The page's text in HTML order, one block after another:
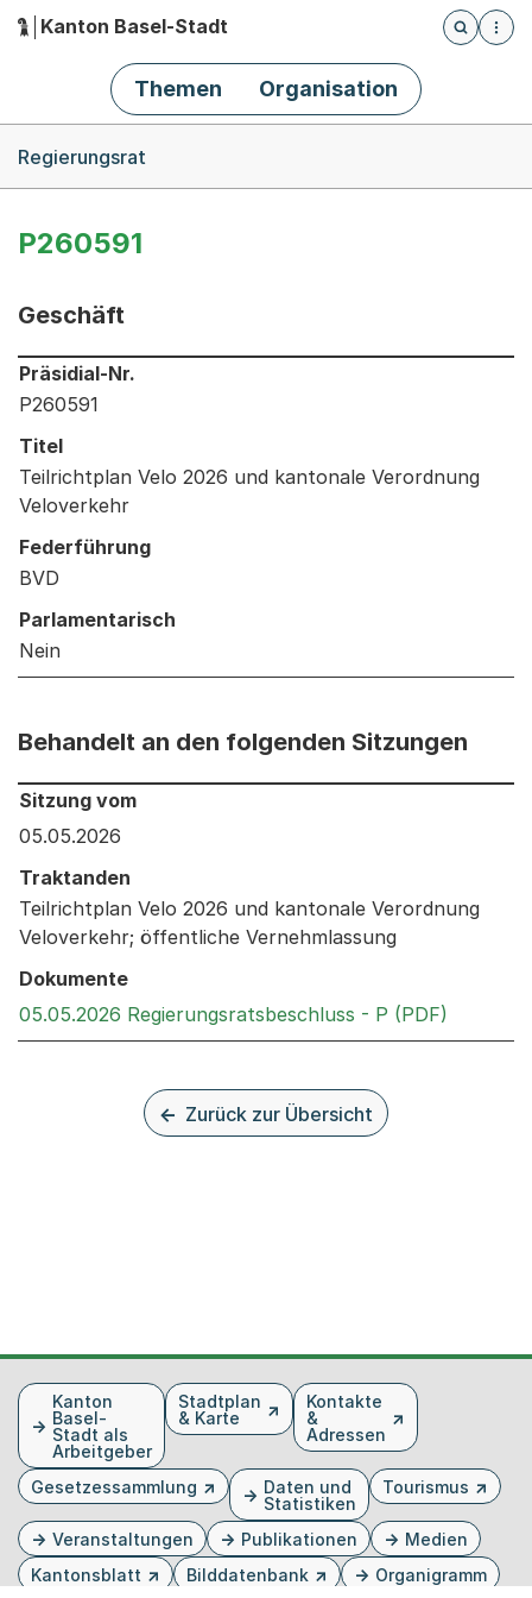
Hauptnavigation
Kanton Basel-Stadt
Öffnet
Themen Organisation
Regierungsrat
P260591
Geschäft
Informationen zum Ausgewählten Geschäft
Präsidial-Nr.
P260591
Titel
Teilrichtplan Velo 2026 und kantonale Verordnung
Veloverkehr
Federführung
BVD
Parlamentarisch
Nein
Behandelt an den folgenden Sitzungen
Behandelt an den folgenden Sitzungen: Informationen
Sitzung vom
05.05.2026
Traktanden
Teilrichtplan Velo 2026 und kantonale Verordnung
Veloverkehr; öffentliche Vernehmlassung
Dokumente
05.05.2026 Regierungsratsbeschluss - P (PDF)
Zurück zur Übersicht
FusszeileKanton
Basel-
Stadt als
Arbeitgeber
Stadtplan
& Karte
Kontakte
&
Adressen
Gesetzessammlung
Daten und
Statistiken
Tourismus
Veranstaltungen Publikationen
Medien
Kantonsblatt
Bilddatenbank Organigramm